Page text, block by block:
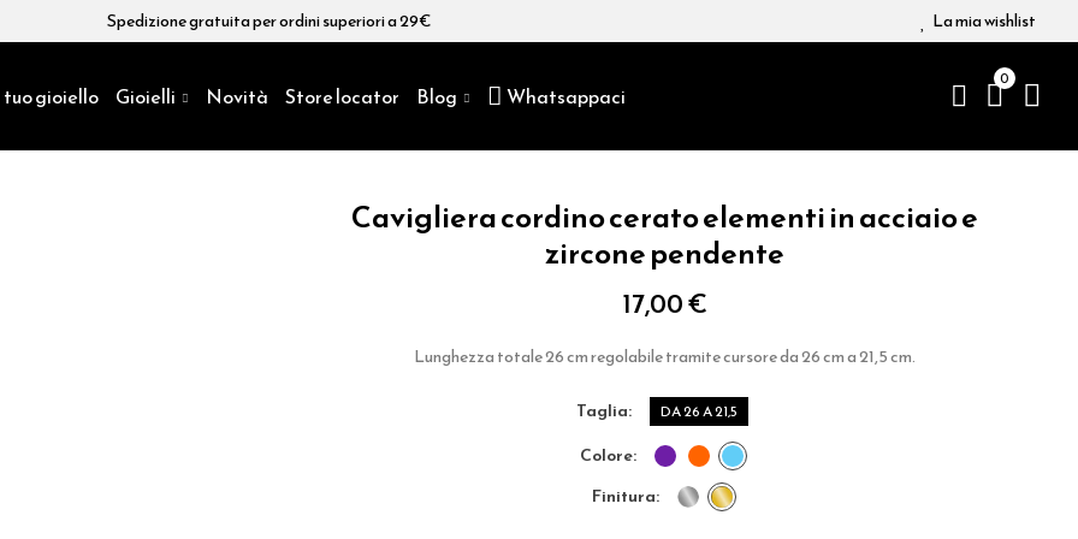
Spedizione gratuita per ordini superiori a 29€ La mia wishlist
tuo gioiello Gioielli Novità Store locator Blog Whatsappaci
0
Cavigliera cordino cerato elementi in acciaio e
zircone pendente
17,00 €
Lunghezza totale 26 cm regolabile tramite cursore da 26 cm a 21,5 cm.
taglia DA 26 A 21,5
colore
finitura